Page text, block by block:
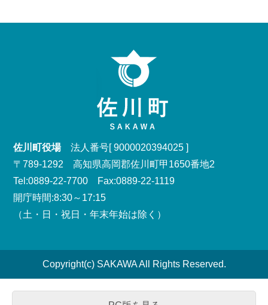
佐川町役場法人番号[ 9000020394025 ]
〒789-1292 高知県高岡郡佐川町甲1650番地2
Tel:0889-22-7700 Fax:0889-22-1119
開庁時間:8:30～17:15
（土・日・祝日・年末年始は除く）
Copyright(c) SAKAWA All Rights Reserved.